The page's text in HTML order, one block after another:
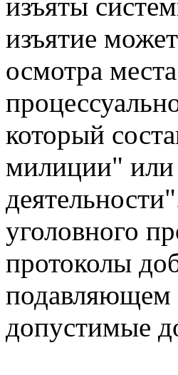
изъяты
изъятие
осмотра
который
милиции" или
уголовного
протоколы
подавляющем
допустимые